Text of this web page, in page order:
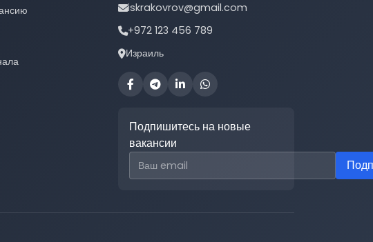
iskrakovrov@gmail.com
+972 123 456 789
Израиль
Подпишитесь на новые
вакансии
Email для подписки